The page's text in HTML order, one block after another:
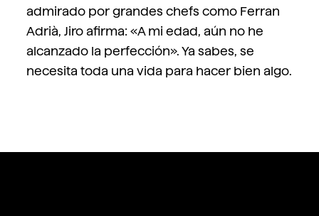
admirado por grandes chefs como Ferran
Adrià, Jiro afirma: «A mi edad, aún no he
alcanzado la perfección». Ya sabes, se
necesita toda una vida para hacer bien algo.